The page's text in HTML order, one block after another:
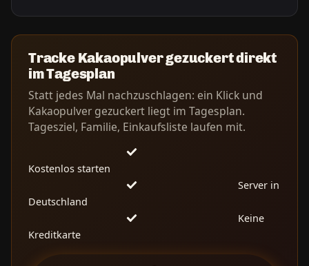
Tracke Kakaopulver gezuckert direkt
im Tagesplan
Statt jedes Mal nachzuschlagen: ein Klick und
Kakaopulver gezuckert liegt im Tagesplan.
Tagesziel, Familie, Einkaufsliste laufen mit.
Kostenlos starten
Server in
Deutschland
Keine
Kreditkarte